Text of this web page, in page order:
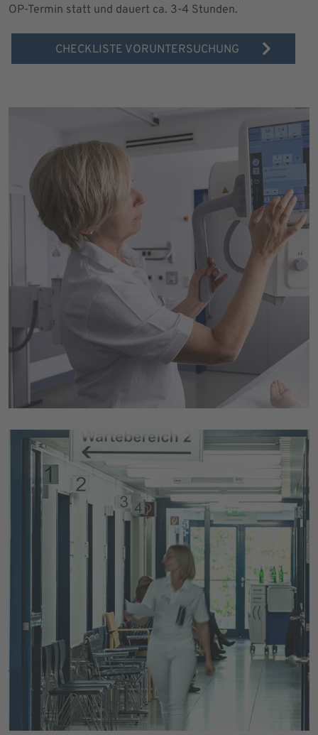
OP-Termin statt und dauert ca. 3-4 Stunden.
CHECKLISTE VORUNTERSUCHUNG